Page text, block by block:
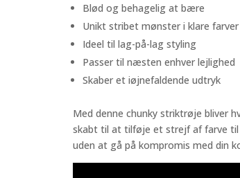
Blød og behagelig at bære
Unikt stribet mønster i klare farver
Ideel til lag-på-lag styling
Passer til næsten enhver lejlighed
Skaber et iøjnefaldende udtryk
Med denne chunky striktrøje bliver
skabt til at tilføje et strejf af farve
uden at gå på kompromis med din